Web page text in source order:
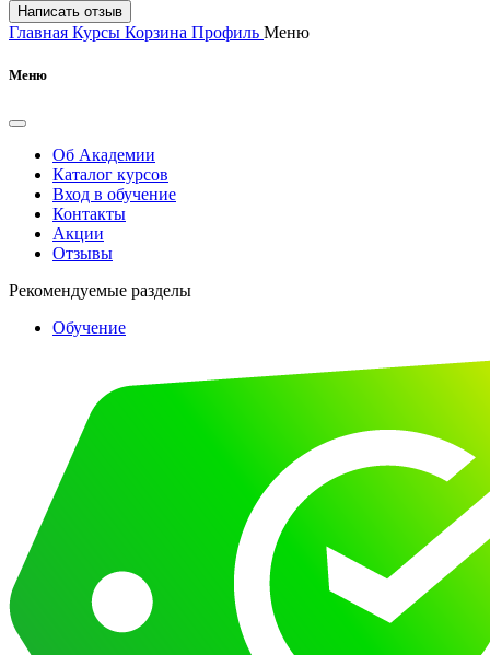
Написать отзыв
Главная Курсы Корзина Профиль Меню
Меню
Об Академии
Каталог курсов
Вход в обучение
Контакты
Акции
Отзывы
Рекомендуемые разделы
Обучение